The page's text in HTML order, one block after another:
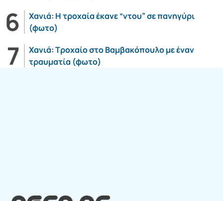
Χανιά: Η τροχαία έκανε “ντου” σε πανηγύρι
(φωτο)
Χανιά: Τροχαίο στο Βαμβακόπουλο με έναν
τραυματία (φωτο)